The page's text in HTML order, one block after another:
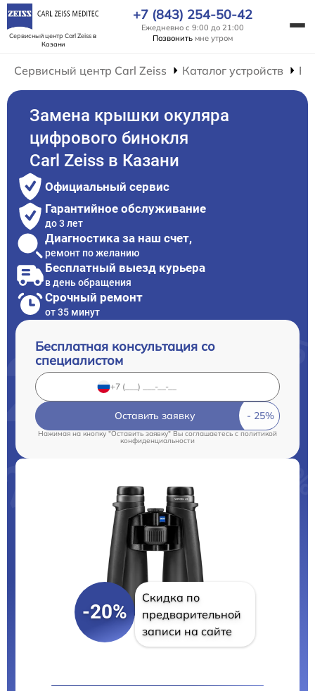
Сервисный центр Carl Zeissв
Казани
+7 (843) 254-50-42
Ежедневно с 9:00 до 21:00
Позвонить мне утром
Сервисный центр Carl Zeiss Каталог устройств
Замена крышки окуляра
цифрового бинокля
Carl Zeiss в Казани
Официальный сервис
Гарантийное обслуживание
до 3 лет
Диагностика за наш счет,
ремонт по желанию
Бесплатный выезд курьера
в день обращения
Срочный ремонт
от 35 минут
Бесплатная консультация со
специалистом
Оставить заявку
Нажимая на кнопку "Оставить заявку" Вы соглашаетесь cполитикой
конфиденциальности
-20%
Скидка по
предварительной
записи на сайте